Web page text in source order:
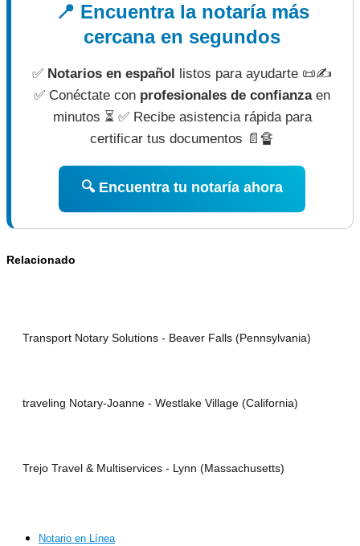
📍 Encuentra la notaría más
cercana en segundos
✅ Notarios en español
listos para ayudarte 📜✍
✅ Conéctate con profesionales de confianzaen
minutos ⏳ ✅ Recibe asistencia rápida para
certificar tus documentos 📄🔏
🔍 Encuentra tu notaría ahora
Relacionado
Transport Notary Solutions - Beaver Falls (Pennsylvania)
traveling Notary-Joanne - Westlake Village (California)
Trejo Travel & Multiservices - Lynn (Massachusetts)
Notario en Línea